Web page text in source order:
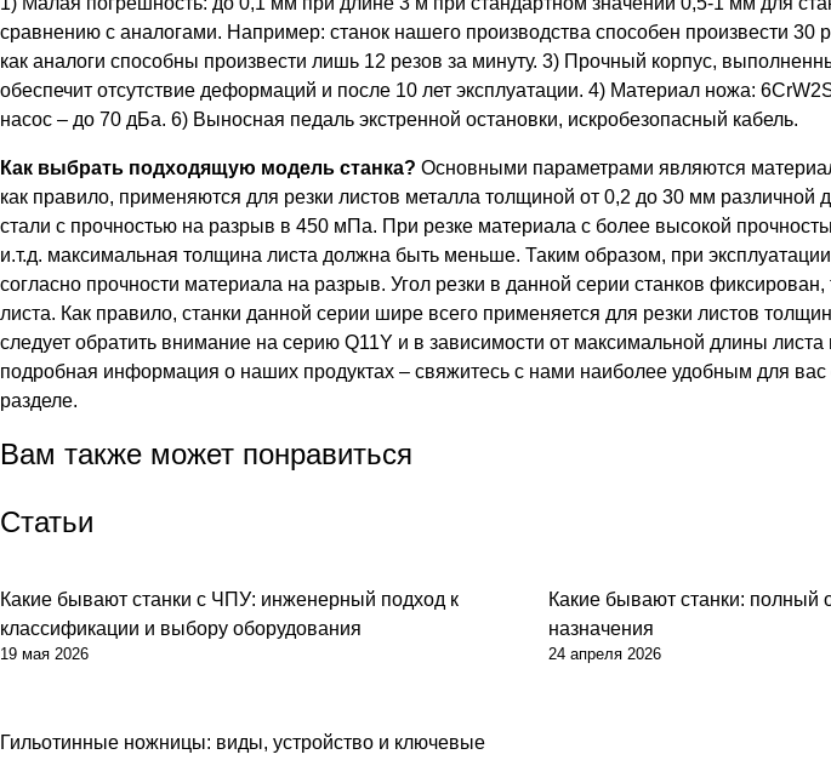
сравнению с аналогами. Например: станок нашего производства способен произвести
как аналоги способны произвести лишь 12 резов за минуту. 3) Прочный корпус,
обеспечит отсутствие деформаций и после 10 лет эксплуатации. 4) Материал ножа:
насос – до 70 дБа. 6) Выносная педаль экстренной остановки, искробезопасный кабель.
Как выбрать подходящую модель станка? Основными параметрами являются
как правило, применяются для резки листов металла толщиной от 0,2 до 30 мм
стали с прочностью на разрыв в 450 мПа. При резке материала с более высокой
и.т.д. максимальная толщина листа должна быть меньше. Таким образом, при
согласно прочности материала на разрыв. Угол резки в данной серии станков
листа. Как правило, станки данной серии шире всего применяется для резки листов
следует обратить внимание на серию Q11Y и в зависимости от максимальной длины
подробная информация о наших продуктах – свяжитесь с нами наиболее удобным для
разделе.
Вам также может понравиться
Статьи
Какие бывают станки с ЧПУ: инженерный подход к
классификации и выбору оборудования
19 мая 2026
Какие бывают станки: полный
назначения
24 апреля 2026
Гильотинные ножницы: виды, устройство и ключевые